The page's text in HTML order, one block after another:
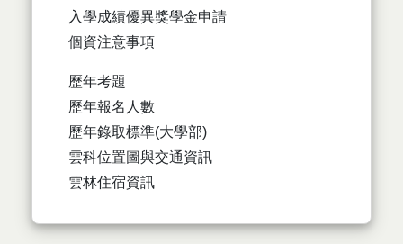
入學成績優異獎學金申請
個資注意事項
歷年考題
歷年報名人數
歷年錄取標準(大學部)
雲科位置圖與交通資訊
雲林住宿資訊